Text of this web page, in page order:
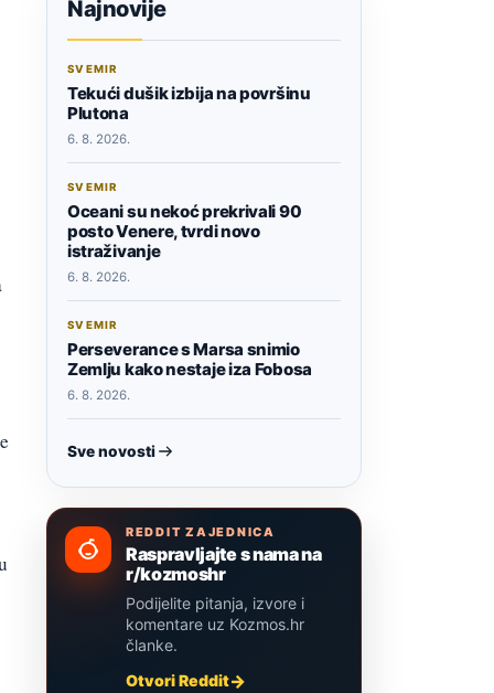
Najnovije
SVEMIR
Tekući dušik izbija na površinu
Plutona
6. 8. 2026.
SVEMIR
Oceani su nekoć prekrivali 90
posto Venere, tvrdi novo
istraživanje
6. 8. 2026.
SVEMIR
Perseverance s Marsa snimio
Zemlju kako nestaje iza Fobosa
6. 8. 2026.
Sve novosti
REDDIT ZAJEDNICA
Raspravljajte s nama na
r/kozmoshr
Podijelite pitanja, izvore i
komentare uz Kozmos.hr
članke.
Otvori Reddit